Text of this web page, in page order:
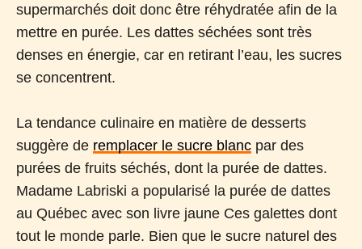
supermarchés doit donc être réhydratée afin de la
mettre en purée. Les dattes séchées sont très
denses en énergie, car en retirant l’eau, les sucres
se concentrent.
La tendance culinaire en matière de desserts
suggère de remplacer le sucre blanc par des
purées de fruits séchés, dont la purée de dattes.
Madame Labriski a popularisé la purée de dattes
au Québec avec son livre jaune Ces galettes dont
tout le monde parle. Bien que le sucre naturel des